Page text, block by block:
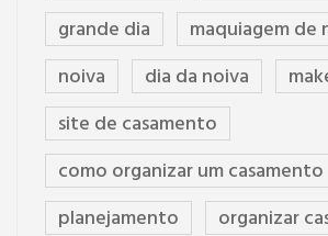
grande dia
maquiagem de
noiva
dia da noiva
site de casamento
como organizar um casamento
planejamento
organizar